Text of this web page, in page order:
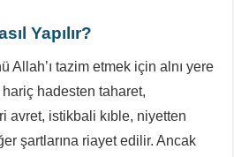
Yapılır?
Allah’ı tazim etmek için alnı yere
hariç hadesten taharet,
avret, istikbali kıble, niyetten
şartlarına riayet edilir. Ancak